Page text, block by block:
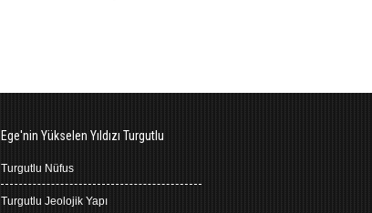
Ege'nin Yükselen Yıldızı Turgutlu
Turgutlu Nüfus
Turgutlu Jeolojik Yapı